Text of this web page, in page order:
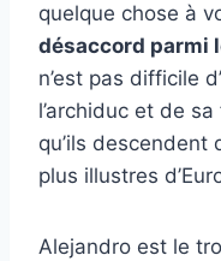
quelque chose à
désaccord parmi
n’est pas difficile
l’archiduc et de
qu’ils descendent
plus illustres
Alejandro est le